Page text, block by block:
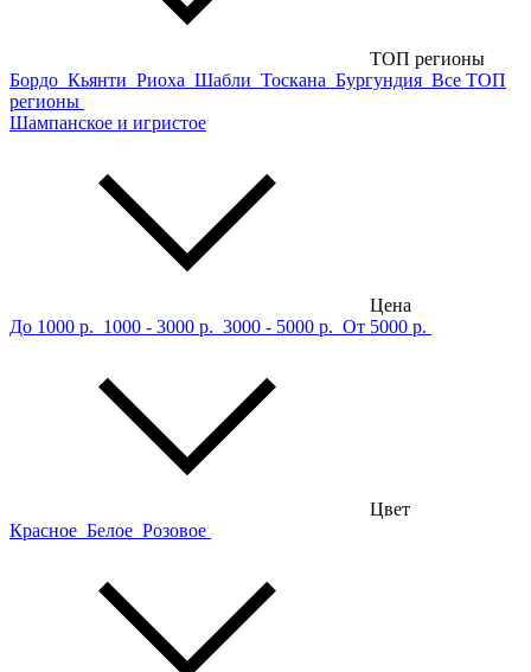
ТОП регионы
Бордо Кьянти Риоха Шабли Тоскана Бургундия Все ТОП
регионы
Шампанское и игристое
Цена
До 1000 р. 1000 - 3000 р. 3000 - 5000 р. От 5000 р.
Цвет
Красное Белое Розовое